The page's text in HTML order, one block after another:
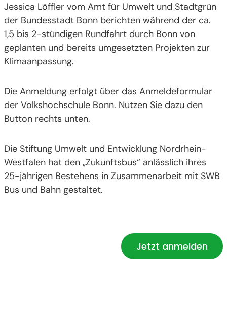
Jessica Löffler vom Amt für Umwelt und Stadtgrün
der Bundesstadt Bonn berichten während der ca.
1,5 bis 2-stündigen Rundfahrt durch Bonn von
geplanten und bereits umgesetzten Projekten zur
Klimaanpassung.
Die Anmeldung erfolgt über das Anmeldeformular
der Volkshochschule Bonn. Nutzen Sie dazu den
Button rechts unten.
Die Stiftung Umwelt und Entwicklung Nordrhein-
Westfalen hat den „Zukunftsbus“ anlässlich ihres
25-jährigen Bestehens in Zusammenarbeit mit SWB
Bus und Bahn gestaltet.